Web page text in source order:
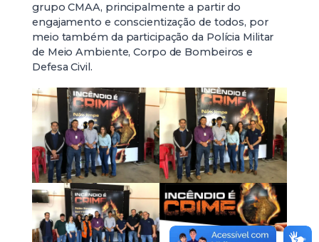
grupo CMAA, principalmente a partir do
engajamento e conscientização de todos, por
meio também da participação da Polícia Militar
de Meio Ambiente, Corpo de Bombeiros e
Defesa Civil.